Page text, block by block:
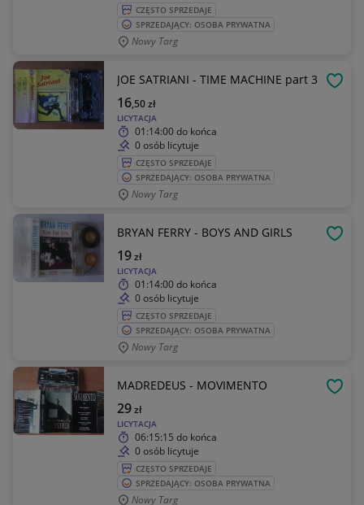
CZĘSTO SPRZEDAJE
SPRZEDAJĄCY: OSOBA PRYWATNA
Nowy Targ
JOE SATRIANI - TIME MACHINE part 3
LICYTACJA
16,50zł
01:14:00do końca
0 osób licytuje
CZĘSTO SPRZEDAJE
SPRZEDAJĄCY: OSOBA PRYWATNA
Nowy Targ
BRYAN FERRY - BOYS AND GIRLS
LICYTACJA
19zł
01:14:00do końca
0 osób licytuje
CZĘSTO SPRZEDAJE
SPRZEDAJĄCY: OSOBA PRYWATNA
Nowy Targ
MADREDEUS - MOVIMENTO
LICYTACJA
29zł
06:15:15 do końca
0 osób licytuje
CZĘSTO SPRZEDAJE
SPRZEDAJĄCY: OSOBA PRYWATNA
Nowy Targ